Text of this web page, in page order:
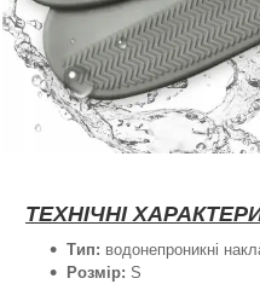
ТЕХНІЧНІ
Тип: водонепроникні
Розмір: S